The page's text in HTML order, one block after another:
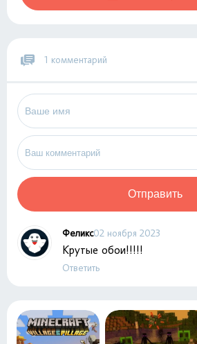
1 комментарий
Отправить
Феликс02 ноября 2023
Крутые обои!!!!!
Ответить